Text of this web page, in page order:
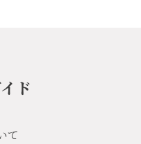
ド
て